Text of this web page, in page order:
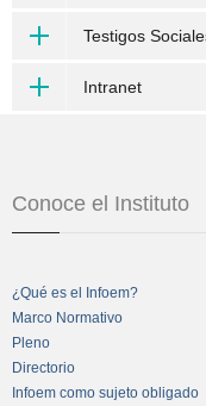
Testigos
Intranet
Conoce el Instituto
¿Qué es el Infoem?
Marco Normativo
Pleno
Directorio
Infoem como sujeto obligado